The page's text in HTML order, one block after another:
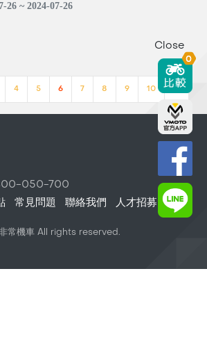
26 ~ 2024-07-26
4 5 6 7 8 9 10 >>
050-700
常見問題 聯絡我們 人才招募
常機車 All rights reserved.
Close
0